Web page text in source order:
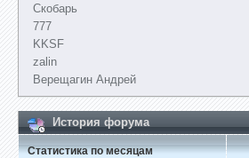
Скобарь
777
KKSF
zalin
Верещагин Андрей
История форума
Статистика по месяцам